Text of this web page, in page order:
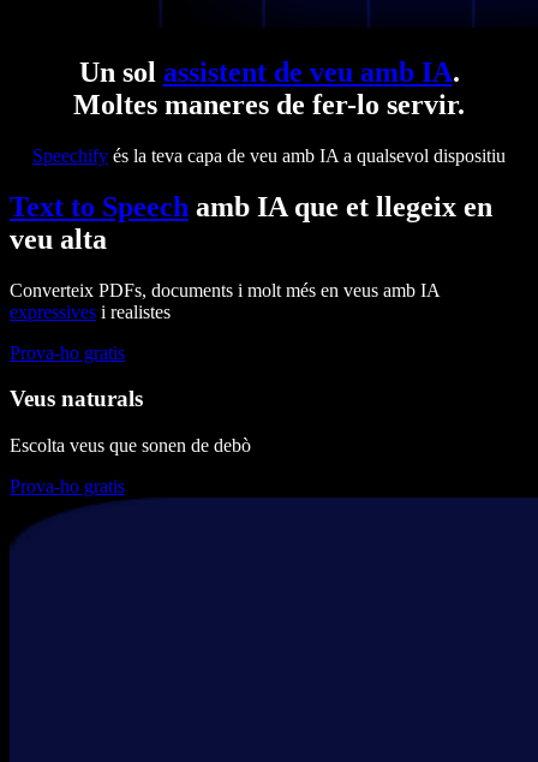
Un sol assistent de veu amb IA.
Moltes maneres de fer-lo servir.
Speechify és la teva capa de veu amb IA a qualsevol dispositiu
Text to Speech amb IA que et llegeix en
veu alta
Converteix PDFs, documents i molt més en veus amb IA
expressives i realistes
Prova-ho gratis
Veus naturals
Escolta veus que sonen de debò
Prova-ho gratis